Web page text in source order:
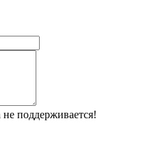
поддерживается!